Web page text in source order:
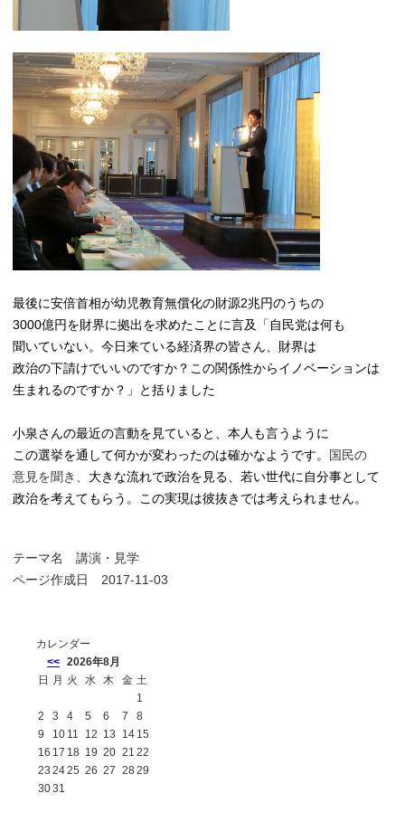
最後に安倍首相が幼児教育無償化の財源2兆円のうちの
3000億円を財界に拠出を求めたことに言及「自民党は何も
聞いていない。今日来ている経済界の皆さん、財界は
政治の下請けでいいのですか？この関係性からイノベーションは
生まれるのですか？」と括りました
小泉さんの最近の言動を見ていると、本人も言うように
この選挙を通して何かが変わったのは確かなようです。
国民の
意見を聞き、 大きな流れで政治を見る、若い世代に自分事として
政治を考えてもらう。この実現は彼抜きでは考えられません。
テーマ名 講演・見学
ページ作成日 2017-11-03
カレンダー
<<
2026年8月
日
月 火 水 木 金 土
1
2
3 4 5 6 7
8
9
10 11 12 13 14 15
16 17 18 19 20 21 22
23 2425 26 27 2829
3031